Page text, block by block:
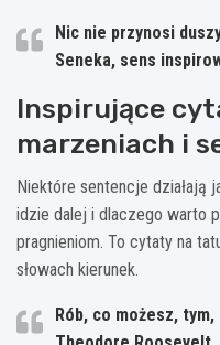
Nic nie przynosi
Seneka, sens
Inspirujące
marzeniach i
Niektóre sentencje działają
idzie dalej i dlaczego warto
pragnieniom. To cytaty na
słowach kierunek.
Rób, co możesz,